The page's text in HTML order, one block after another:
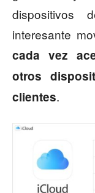
interesante
cada vez
otros
clientes.